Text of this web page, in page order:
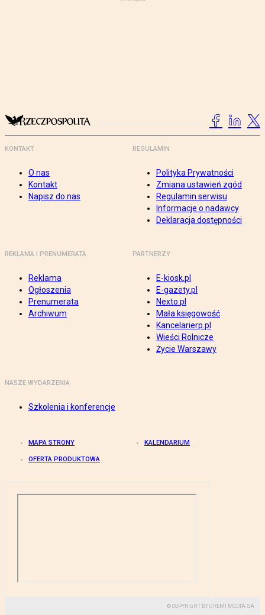
KONTAKT
O nas
Kontakt
Napisz do nas
REGULAMIN
Polityka Prywatności
Zmiana ustawień zgód
Regulamin serwisu
Informacje o nadawcy
Deklaracja dostępności
REKLAMA I PRENUMERATA
Reklama
Ogłoszenia
Prenumerata
Archiwum
PARTNERZY
E-kiosk.pl
E-gazety.pl
Nexto.pl
Mała księgowość
Kancelarierp.pl
Wieści Rolnicze
Życie Warszawy
NASZE WYDARZENIA
Szkolenia i konferencje
MAPA STRONY KALENDARIUM
OFERTA PRODUKTOWA
© COPYRIGHT BY GREMI MEDIA SA